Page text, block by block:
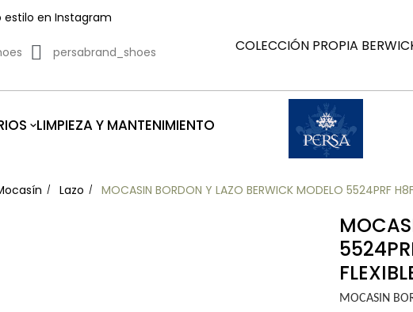
estilo en Instagram
persabrand_shoes COLECCIÓN PROPIA
LIMPIEZA Y MANTENIMIENTO
Lazo MOCASIN BORDON Y LAZO BERWICK MODELO 5524PRF
MOCASIN